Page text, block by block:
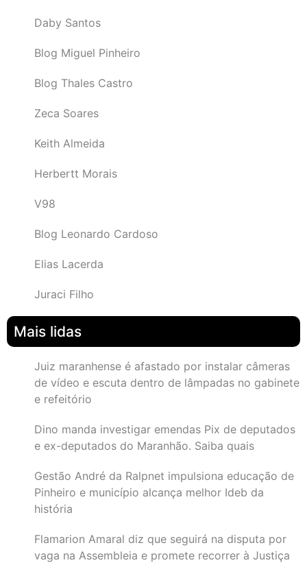
Daby Santos
Blog Miguel Pinheiro
Blog Thales Castro
Zeca Soares
Keith Almeida
Herbertt Morais
V98
Blog Leonardo Cardoso
Elias Lacerda
Juraci Filho
Mais lidas
Juiz maranhense é afastado por instalar câmeras
de vídeo e escuta dentro de lâmpadas no gabinete
e refeitório
Dino manda investigar emendas Pix de deputados
e ex-deputados do Maranhão. Saiba quais
Gestão André da Ralpnet impulsiona educação de
Pinheiro e município alcança melhor Ideb da
história
Flamarion Amaral diz que seguirá na disputa por
vaga na Assembleia e promete recorrer à Justiça